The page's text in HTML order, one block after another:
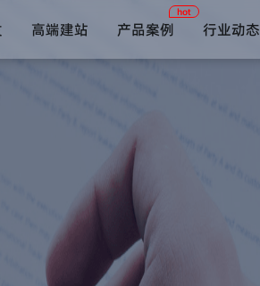
高端建站 产品案例
hot
约单陪玩系统
在线教育系统
语音社交系统
行业动态